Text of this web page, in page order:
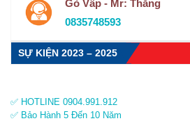
Gò Vấp - Mr: Thắng
0835748593
SỰ KIỆN 2023 – 2025
✅ HOTLINE 0904.991.912
✅ Bảo Hành 5 Đến 10 Năm